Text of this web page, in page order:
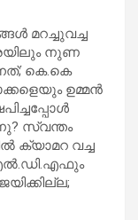
മറച്ചുവച്ച
നുണ
കെ.കെ
ഉമ്മന്‍
സ്വന്തം
ക്യാമറ വച്ച